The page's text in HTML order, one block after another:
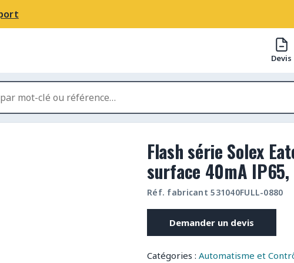
Devis
Flash série Solex
surface 40mA IP65,
Réf. fabricant 531040FULL-0880
Demander un devis
Catégories :Automatisme et